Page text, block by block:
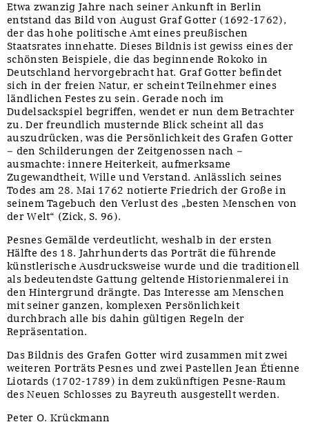
Etwa zwanzig Jahre nach seiner Ankunft in Berlin
entstand das Bild von August Graf Gotter (1692-1762),
der das hohe politische Amt eines preußischen
Staatsrates innehatte. Dieses Bildnis ist gewiss eines der
schönsten Beispiele, die das beginnende Rokoko in
Deutschland hervorgebracht hat. Graf Gotter befindet
sich in der freien Natur, er scheint Teilnehmer eines
ländlichen Festes zu sein. Gerade noch im
Dudelsackspiel begriffen, wendet er nun dem Betrachter
zu. Der freundlich musternde Blick scheint all das
auszudrücken, was die Persönlichkeit des Grafen Gotter
– den Schilderungen der Zeitgenossen nach –
ausmachte: innere Heiterkeit, aufmerksame
Zugewandtheit, Wille und Verstand. Anlässlich seines
Todes am 28. Mai 1762 notierte Friedrich der Große in
seinem Tagebuch den Verlust des „besten Menschen von
der Welt“ (Zick, S. 96).
Pesnes Gemälde verdeutlicht, weshalb in der ersten
Hälfte des 18. Jahrhunderts das Porträt die führende
künstlerische Ausdrucksweise wurde und die traditionell
als bedeutendste Gattung geltende Historienmalerei in
den Hintergrund drängte. Das Interesse am Menschen
mit seiner ganzen, komplexen Persönlichkeit
durchbrach alle bis dahin gültigen Regeln der
Repräsentation.
Das Bildnis des Grafen Gotter wird zusammen mit zwei
weiteren Porträts Pesnes und zwei Pastellen Jean Étienne
Liotards (1702-1789) in dem zukünftigen Pesne-Raum
des Neuen Schlosses zu Bayreuth ausgestellt werden.
Peter O. Krückmann